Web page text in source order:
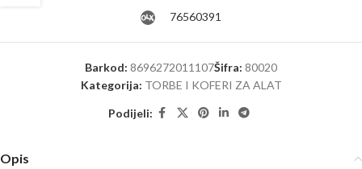
76560391
Barkod: 8696272011107Šifra: 80020
Kategorija: TORBE I KOFERI ZA ALAT
Podijeli:
Opis